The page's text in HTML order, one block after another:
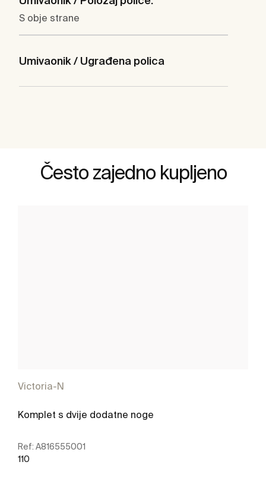
S obje strane
Umivaonik / Ugrađena polica
Često zajedno kupljeno
Victoria-N
Komplet s dvije dodatne noge
Ref: A816555001
110